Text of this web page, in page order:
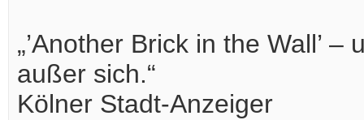
„’Another Brick in the Wall’
außer sich.“
Kölner Stadt-Anzeiger